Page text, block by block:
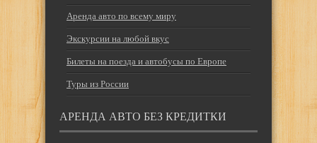
Аренда авто по всему миру
Экскурсии на любой вкус
Билеты на поезда и автобусы по Европе
Туры из России
АРЕНДА АВТО БЕЗ КРЕДИТКИ